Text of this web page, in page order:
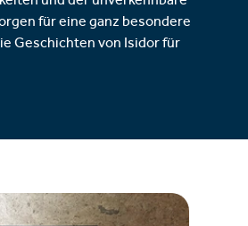
für eine ganz besondere
Geschichten von Isidor für